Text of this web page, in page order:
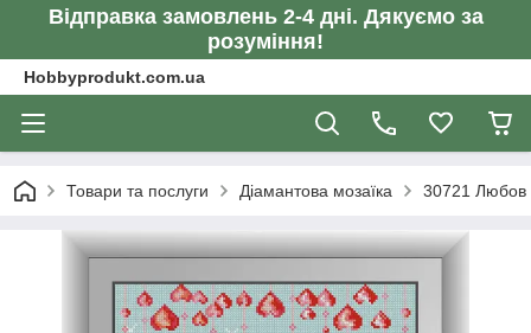
Відправка замовлень 2-4 дні. Дякуємо за
розуміння!
Hobbyprodukt.com.ua
Товари та послуги Діамантова мозаїка 30721 Любов